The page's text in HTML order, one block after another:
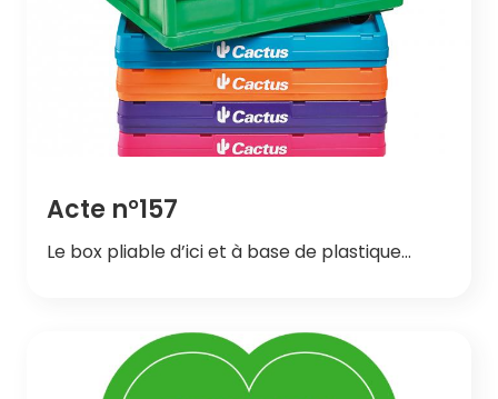
Acte n°157
Le box pliable d’ici et à base de plastique…